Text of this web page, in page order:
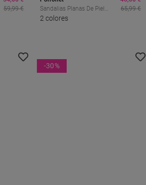
59,99 €
Sandalias Planas De Piel
Porronet Chloe Moka Con
2 colores
65,99 €
-30%